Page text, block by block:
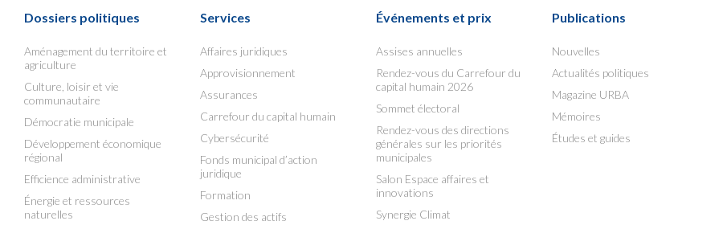
Dossiers politiques
Aménagement du territoire et
agriculture
Culture, loisir et vie
communautaire
Démocratie municipale
Développement économique
régional
Efficience administrative
Énergie et ressources
naturelles
Services
Affaires juridiques
Approvisionnement
Assurances
Carrefour du capital humain
Cybersécurité
Fonds municipal d’action
juridique
Formation
Gestion des actifs
Événements et prix
Assises annuelles
Rendez-vous du Carrefour du
capital humain 2026
Sommet électoral
Rendez-vous des directions
générales sur les priorités
municipales
Salon Espace affaires et
innovations
Synergie Climat
Publications
Nouvelles
Actualités politiques
Magazine URBA
Mémoires
Études et guides